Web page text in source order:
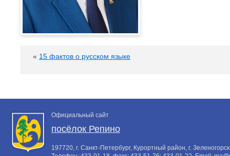
« 15 фактов о русском языке
Официальный сайт
посёлок Репино
197720, г. Санкт-Петербург, Курортный район, г.